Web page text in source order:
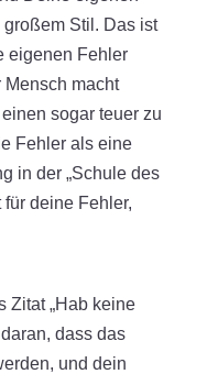
Stil. Das ist
eigenen Fehler
macht
sogar teuer zu
Fehler als eine
in der „Schule des
für deine Fehler,
Zitat „Hab keine
dass das
und dein